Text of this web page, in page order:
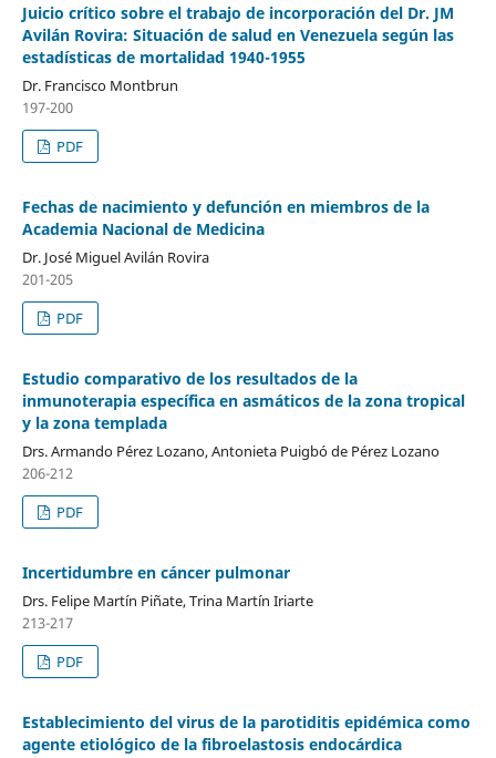
Juicio crítico sobre el trabajo de incorporación del Dr. JM
Avilán Rovira: Situación de salud en Venezuela según las
estadísticas de mortalidad 1940-1955
Dr. Francisco Montbrun
197-200
PDF
Fechas de nacimiento y defunción en miembros de la
Academia Nacional de Medicina
Dr. José Miguel Avilán Rovira
201-205
PDF
Estudio comparativo de los resultados de la
inmunoterapia específica en asmáticos de la zona tropical
y la zona templada
Drs. Armando Pérez Lozano, Antonieta Puigbó de Pérez Lozano
206-212
PDF
Incertidumbre en cáncer pulmonar
Drs. Felipe Martín Piñate, Trina Martín Iriarte
213-217
PDF
Establecimiento del virus de la parotiditis epidémica como
agente etiológico de la fibroelastosis endocárdica